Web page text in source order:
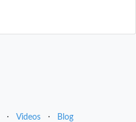
⋅ Videos ⋅ Blog